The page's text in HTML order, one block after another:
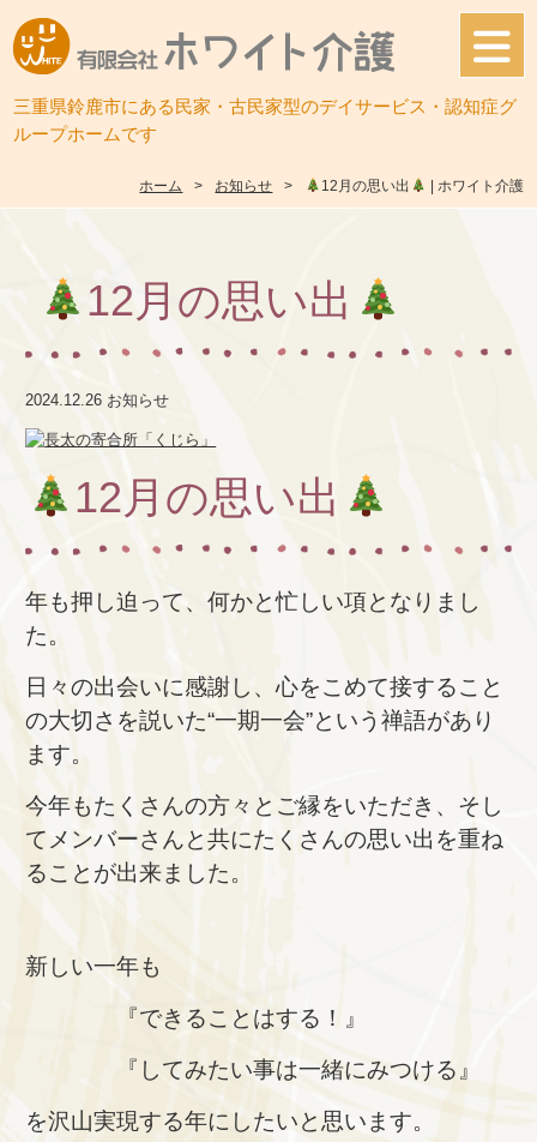
三重県鈴鹿市にある民家・古民家型のデイサービス・認知症グ
ループホームです
ホーム お知らせ 12月の思い出 | ホワイト介護
12月の思い出
2024.12.26 お知らせ
12月の思い出
年も押し迫って、何かと忙しい項となりまし
た。
日々の出会いに感謝し、心をこめて接すること
の大切さを説いた“一期一会”という禅語があり
ます。
今年もたくさんの方々とご縁をいただき、そし
てメンバーさんと共にたくさんの思い出を重ね
ることが出来ました。
新しい一年も
『できることはする！』
『してみたい事は一緒にみつける』
を沢山実現する年にしたいと思います。